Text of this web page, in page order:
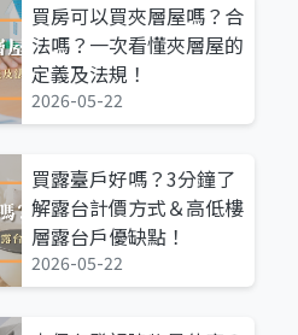
買房可以買夾層屋嗎？合
法嗎？一次看懂夾層屋的
定義及法規！
2026-05-22
買露臺戶好嗎？3分鐘了
解露台計價方式＆高低樓
層露台戶優缺點！
2026-05-22